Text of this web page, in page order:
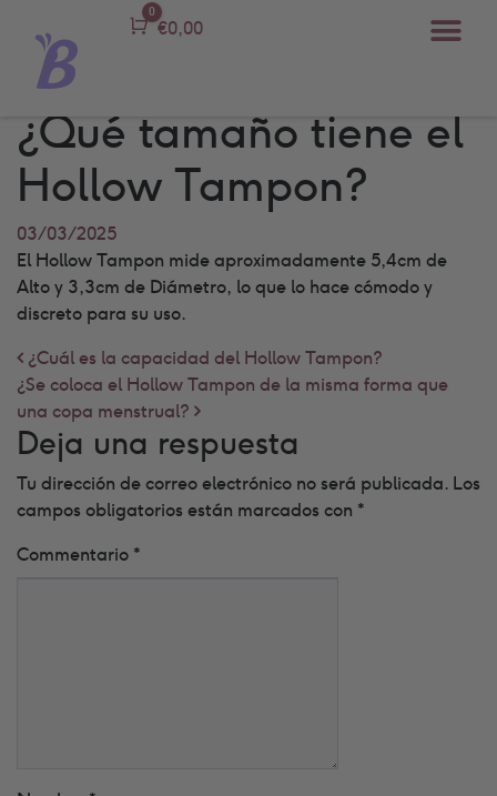
Carro
0
€0,00
¿Qué tamaño tiene el
Hollow Tampon?
03/03/2025
El Hollow Tampon mide aproximadamente 5,4cm de
Alto y 3,3cm de Diámetro, lo que lo hace cómodo y
discreto para su uso.
Post navigation
¿Cuál es la capacidad del Hollow Tampon?
¿Se coloca el Hollow Tampon de la misma forma que
una copa menstrual?
Deja una respuesta
Tu dirección de correo electrónico no será publicada. Los
campos obligatorios están marcados con *
Commentario *